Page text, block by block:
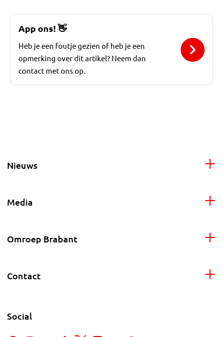
App ons!👋
Heb je een foutje gezien of heb je een
opmerking over dit artikel? Neem dan
contact met ons op.
Nieuws
Media
Omroep Brabant
Contact
Social